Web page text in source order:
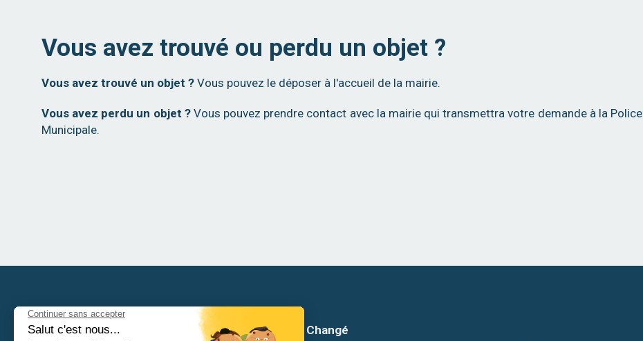
Vous avez trouvé ou perdu un objet ?
Vous avez trouvé un objet ? Vous pouvez le déposer à l'accueil de la mairie.
Vous avez perdu un objet ?Vous pouvez prendre contact avec la mairie qui transmettra votre demande à la Police
Municipale.
Mairie de Changé